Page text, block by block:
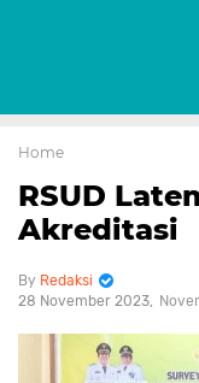
Home
RSUD
Akreditasi
Redaksi
28 November 2023